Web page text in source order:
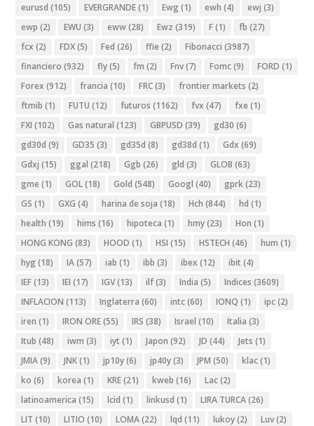
eurusd (105) EVERGRANDE(1) Ewg (1) ewh (4) ewj (3)
ewp (2) EWU (3) eww(28) Ewz (319) F(1) fb (27)
fcx (2) FDX(5) Fed (26) ffie (2) Fibonacci (3987)
financiero (932) fly(5) fm (2) Fnv(7) Fomc(9) FORD (1)
Forex (912) francia (10) FRC(3) frontier markets (2)
ftmib (1) FUTU (12) futuros (1162) fvx (47) fxe (1)
FXI (102) Gas natural (123) GBPUSD (39) gd30 (6)
gd30d (9) GD35 (3) gd35d (8) gd38d (1) Gdx (69)
Gdxj (15) ggal (218) Ggb (26) gld (3) GLOB (63)
gme (1) GOL(18) Gold (548) Googl (40) gprk(23)
GS (1) GXG (4) harina de soja (18) Hch (844) hd (1)
health (19) hims (16) hipoteca (1) hmy(23) Hon (1)
HONG KONG (83) HOOD (1) HSI (15) HSTECH (46) hum (1)
hyg (18) IA(57) iab (1) ibb (3) ibex (12) ibit (4)
IEF(13) IEI (17) IGV(13) ilf(3) India (5) Indices (3609)
INFLACION (113) Inglaterra (60) intc(60) IONQ (1) ipc(2)
iren (1) IRON ORE(55) IRS (38) Israel (10) Italia (3)
Itub (48) iwm (3) iyt (1) Japon (92) JD (44) Jets (1)
JMIA(9) JNK(1) jp10y(6) jp40y(3) JPM (50) klac(1)
ko (6) korea (1) KRE(21) kweb (16) Lac(2)
latinoamerica (15) lcid (1) linkusd (1) LIRA TURCA(26)
LIT (10) LITIO (10) LOMA(22) lqd (11) lukoy(2) Luv(2)